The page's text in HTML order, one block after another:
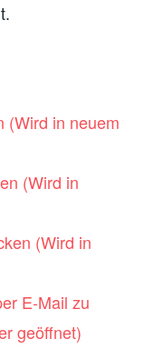
(Wird in neuem
(Wird in
(Wird in
E-Mail zu
geöffnet)